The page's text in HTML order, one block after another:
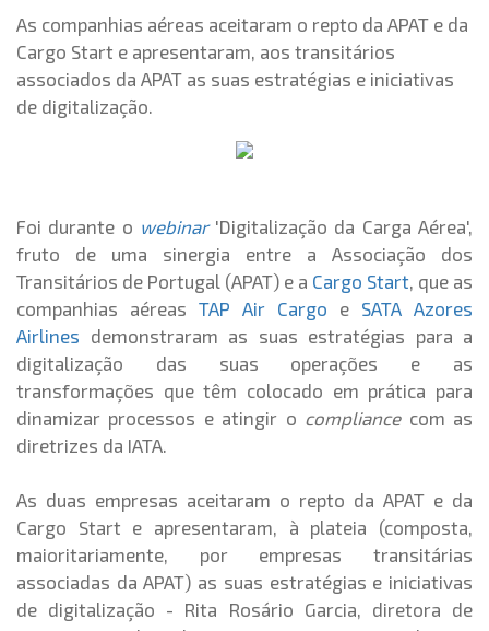
As companhias aéreas aceitaram o repto da APAT e da
Cargo Start e apresentaram, aos transitários
associados da APAT as suas estratégias e iniciativas
de digitalização.
Foi durante o webinar 'Digitalização da Carga Aérea',
fruto de uma sinergia entre a Associação dos
Transitários de Portugal (APAT) e a Cargo Start, que as
companhias aéreas TAP Air Cargo e SATA Azores
Airlines demonstraram as suas estratégias para a
digitalização das suas operações e as
transformações que têm colocado em prática para
dinamizar processos e atingir o compliance com as
diretrizes da IATA.
As duas empresas aceitaram o repto da APAT e da
Cargo Start e apresentaram, à plateia (composta,
maioritariamente, por empresas transitárias
associadas da APAT) as suas estratégias e iniciativas
de digitalização - Rita Rosário Garcia, diretora de